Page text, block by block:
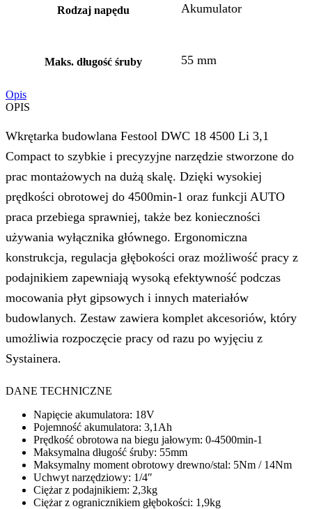
Rodzaj napędu Akumulator
Maks. długość śruby 55 mm
Opis
OPIS
Wkrętarka budowlana Festool DWC 18 4500 Li 3,1
Compact to szybkie i precyzyjne narzędzie stworzone do
prac montażowych na dużą skalę. Dzięki wysokiej
prędkości obrotowej do 4500min-1 oraz funkcji AUTO
praca przebiega sprawniej, także bez konieczności
używania wyłącznika głównego. Ergonomiczna
konstrukcja, regulacja głębokości oraz możliwość pracy z
podajnikiem zapewniają wysoką efektywność podczas
mocowania płyt gipsowych i innych materiałów
budowlanych. Zestaw zawiera komplet akcesoriów, który
umożliwia rozpoczęcie pracy od razu po wyjęciu z
Systainera.
DANE TECHNICZNE
Napięcie akumulatora: 18V
Pojemność akumulatora: 3,1Ah
Prędkość obrotowa na biegu jałowym: 0-4500min-1
Maksymalna długość śruby: 55mm
Maksymalny moment obrotowy drewno/stal: 5Nm / 14Nm
Uchwyt narzędziowy: 1/4″
Ciężar z podajnikiem: 2,3kg
Ciężar z ogranicznikiem głębokości: 1,9kg